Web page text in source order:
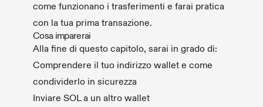
come funzionano i trasferimenti e farai pratica
con la tua prima transazione.
Cosa imparerai
Alla fine di questo capitolo, sarai in grado di:
Comprendere il tuo indirizzo wallet e come
condividerlo in sicurezza
Inviare SOL a un altro wallet